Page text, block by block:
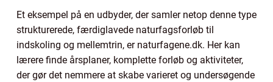
Et eksempel på en udbyder, der samler netop denne type
strukturerede, færdiglavede naturfagsforløb til
indskoling og mellemtrin, er naturfagene.dk. Her kan
lærere finde årsplaner, komplette forløb og aktiviteter,
der gør det nemmere at skabe varieret og undersøgende